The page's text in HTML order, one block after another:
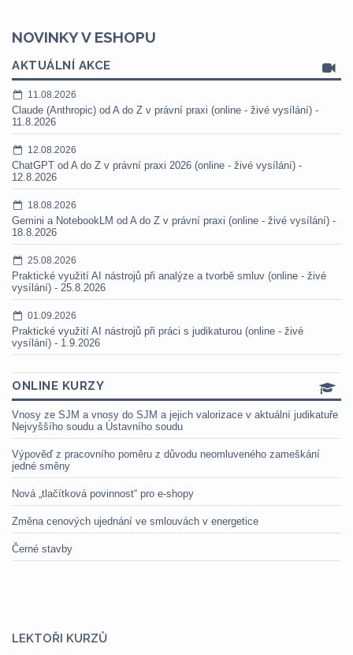
NOVINKY V ESHOPU
AKTUÁLNÍ AKCE
11.08.2026
Claude (Anthropic) od A do Z v právní praxi (online - živé vysílání) -
11.8.2026
12.08.2026
ChatGPT od A do Z v právní praxi 2026 (online - živé vysílání) -
12.8.2026
18.08.2026
Gemini a NotebookLM od A do Z v právní praxi (online - živé vysílání) -
18.8.2026
25.08.2026
Praktické využití AI nástrojů při analýze a tvorbě smluv (online - živé
vysílání) - 25.8.2026
01.09.2026
Praktické využití AI nástrojů při práci s judikaturou (online - živé
vysílání) - 1.9.2026
ONLINE KURZY
Vnosy ze SJM a vnosy do SJM a jejich valorizace v aktuální judikatuře
Nejvyššího soudu a Ústavního soudu
Výpověď z pracovního poměru z důvodu neomluveného zameškání
jedné směny
Nová „tlačítková povinnost“ pro e-shopy
Změna cenových ujednání ve smlouvách v energetice
Černé stavby
LEKTOŘI KURZŮ